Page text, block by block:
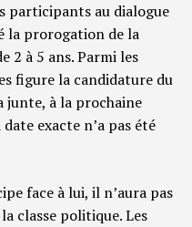
participants au dialogue
la prorogation de la
2 à 5 ans. Parmi les
figure la candidature du
junte, à la prochaine
exacte n’a pas été
face à lui, il n’aura pas
classe politique. Les